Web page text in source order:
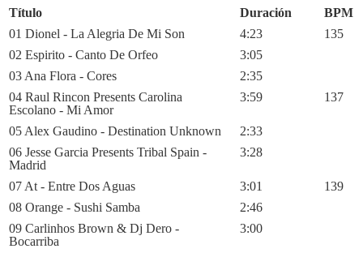
Título Duración
BPM
01 Dionel - La Alegria De Mi Son
4:23
135
02 Espirito - Canto De Orfeo
3:05
03 Ana Flora - Cores
2:35
04 Raul Rincon Presents Carolina
Escolano - Mi Amor
3:59 137
05 Alex Gaudino - Destination Unknown
2:33
06 Jesse Garcia Presents Tribal Spain -
Madrid
3:28
07 At - Entre Dos Aguas 3:01
139
08 Orange - Sushi Samba
2:46
09 Carlinhos Brown & Dj Dero -
Bocarriba
3:00